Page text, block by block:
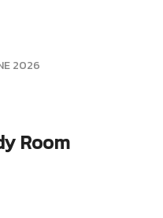
2026
Room